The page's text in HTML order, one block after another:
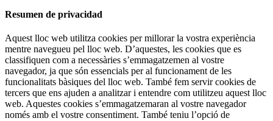
Resumen de privacidad
Aquest lloc web utilitza cookies per millorar la vostra experiència
mentre navegueu pel lloc web. D’aquestes, les cookies que es
classifiquen com a necessàries s’emmagatzemen al vostre
navegador, ja que són essencials per al funcionament de les
funcionalitats bàsiques del lloc web. També fem servir cookies de
tercers que ens ajuden a analitzar i entendre com utilitzeu aquest lloc
web. Aquestes cookies s’emmagatzemaran al vostre navegador
només amb el vostre consentiment. També teniu l’opció de